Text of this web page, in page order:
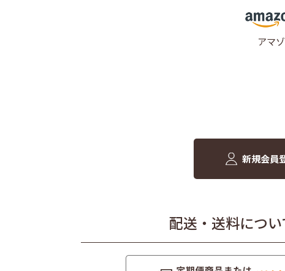
アマ
新規会員
配送・送料につい